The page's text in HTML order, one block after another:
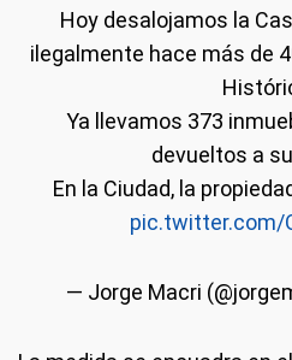
Hoy desalojamos la
ilegalmente hace más de
Ya llevamos 373
devueltos a
En la Ciudad, la
pic.twitter.com/
— Jorge Macri